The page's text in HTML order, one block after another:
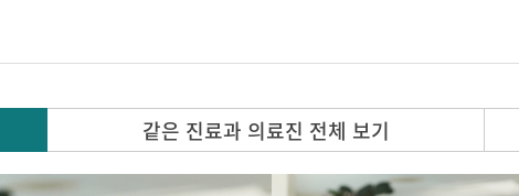
같은 진료과 의료진 전체 보기